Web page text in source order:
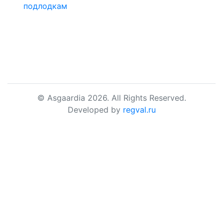
подлодкам
© Asgaardia 2026. All Rights Reserved.
Developed by regval.ru